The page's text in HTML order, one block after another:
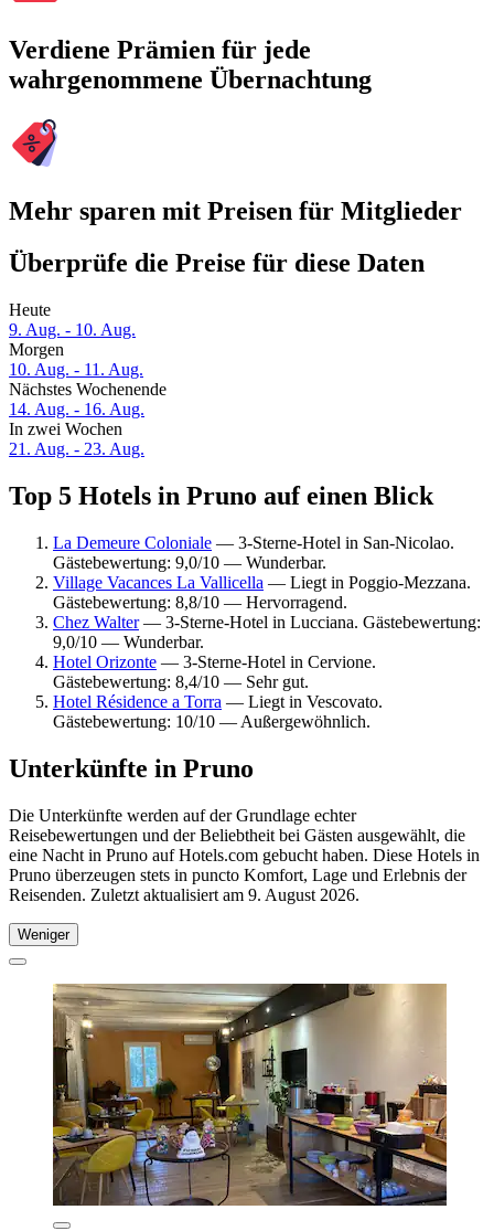
Verdiene Prämien für jede
wahrgenommene Übernachtung
Mehr sparen mit Preisen für Mitglieder
Überprüfe die Preise für diese Daten
Heute
9. Aug. - 10. Aug.
Morgen
10. Aug. - 11. Aug.
Nächstes Wochenende
14. Aug. - 16. Aug.
In zwei Wochen
21. Aug. - 23. Aug.
Top 5 Hotels in Pruno auf einen Blick
La Demeure Coloniale — 3-Sterne-Hotel in San-Nicolao.
Gästebewertung: 9,0/10 — Wunderbar.
Village Vacances La Vallicella — Liegt in Poggio-Mezzana.
Gästebewertung: 8,8/10 — Hervorragend.
Chez Walter— 3-Sterne-Hotel in Lucciana. Gästebewertung:
9,0/10 — Wunderbar.
Hotel Orizonte — 3-Sterne-Hotel in Cervione.
Gästebewertung: 8,4/10 — Sehr gut.
Hotel Résidence a Torra — Liegt in Vescovato.
Gästebewertung: 10/10 — Außergewöhnlich.
Unterkünfte in Pruno
Die Unterkünfte werden auf der Grundlage echter
Reisebewertungen und der Beliebtheit bei Gästen ausgewählt, die
eine Nacht in Pruno auf Hotels.com gebucht haben. Diese Hotels in
Pruno überzeugen stets in puncto Komfort, Lage und Erlebnis der
Reisenden. Zuletzt aktualisiert am 9. August 2026.
Weniger